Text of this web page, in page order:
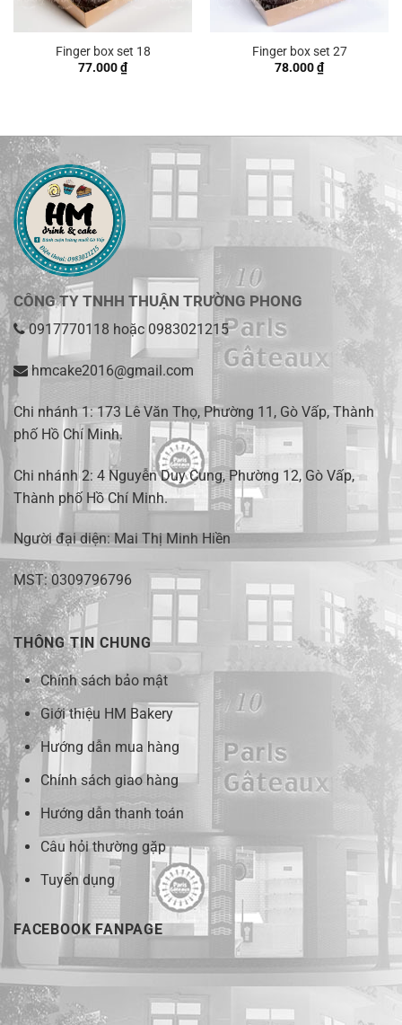
Finger box set 18
77.000₫
Finger box set 27
78.000₫
CÔNG TY TNHH THUẬN TRƯỜNG PHONG
0917770118 hoặc 0983021215
hmcake2016@gmail.com
Chi nhánh 1:173 Lê Văn Thọ, Phường 11, Gò Vấp, Thành
phố Hồ Chí Minh.
Chi nhánh 2: 4 Nguyễn Duy Cung, Phường 12, Gò Vấp,
Thành phố Hồ Chí Minh.
Người đại diện: Mai Thị Minh Hiền
MST: 0309796796
THÔNG TIN CHUNG
Chính sách bảo mật
Giới thiệu HM Bakery
Hướng dẫn mua hàng
Chính sách giao hàng
Hướng dẫn thanh toán
Câu hỏi thường gặp
Tuyển dụng
FACEBOOK FANPAGE